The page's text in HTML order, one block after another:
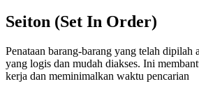
Seiton (Set In Order)
Penataan barang-barang yang telah dipilah
yang logis dan mudah diakses. Ini
kerja dan meminimalkan waktu pencarian